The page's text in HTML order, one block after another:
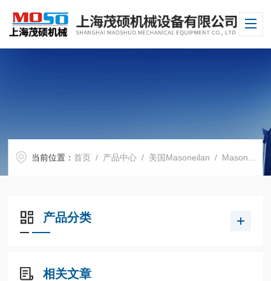
当前位置：首页 / 产品中心 / 美国Masoneilan / Masoneilan泄压阀
产品分类
相关文章